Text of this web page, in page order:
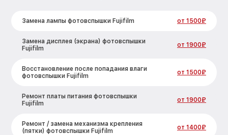
Замена лампы фотовспышки Fujifilm от 1500₽
Замена дисплея (экрана) фотовспышки
Fujifilm
от 1900₽
Восстановление после попадания влаги
фотовспышки Fujifilm
от 1500₽
Ремонт платы питания фотовспышки
Fujifilm
от 1900₽
Ремонт / замена механизма крепления
(пятки) фотовспышки Fujifilm
от 1400₽